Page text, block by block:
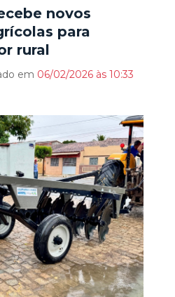
novos
para
rural
em 06/02/2026 às 10:33